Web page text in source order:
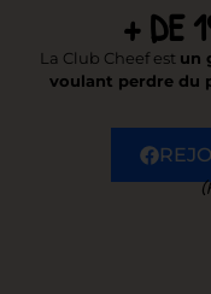
+ DE
La Club Cheef est un
voulant perdre du